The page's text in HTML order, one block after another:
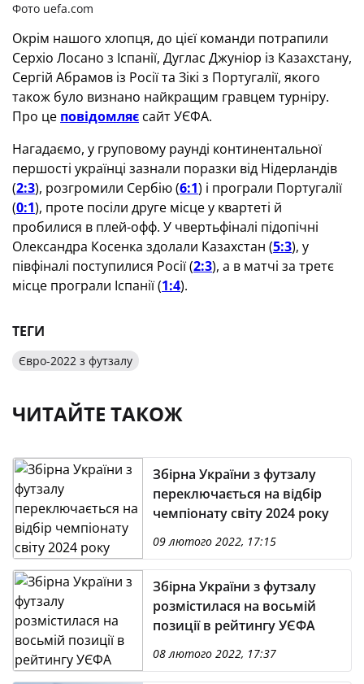
Фото uefa.com
Окрім нашого хлопця, до цієї команди потрапили
Серхіо Лосано з Іспанії, Дуглас Джуніор із Казахстану,
Сергій Абрамов із Росії та Зікі з Португалії, якого
також було визнано найкращим гравцем турніру.
Про це повідомляє сайт УЄФА.
Нагадаємо, у груповому раунді континентальної
першості українці зазнали поразки від Нідерландів
(2:3), розгромили Сербію (6:1) і програли Португалії
(0:1), проте посіли друге місце у квартеті й
пробилися в плей-офф. У чвертьфіналі підопічні
Олександра Косенка здолали Казахстан (5:3), у
півфіналі поступилися Росії (2:3), а в матчі за третє
місце програли Іспанії (1:4).
ТЕГИ
Євро-2022 з футзалу
ЧИТАЙТЕ ТАКОЖ
Збірна України з футзалу
переключається на відбір
чемпіонату світу 2024 року
09 лютого 2022, 17:15
Збірна України з футзалу
розмістилася на восьмій
позиції в рейтингу УЄФА
08 лютого 2022, 17:37